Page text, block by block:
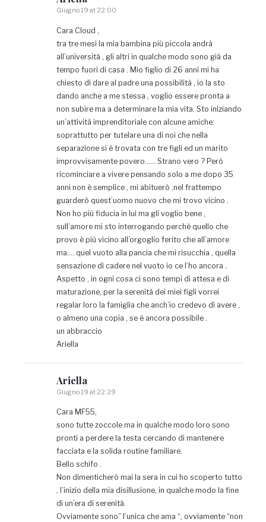
Giugno 19 at 22:00
Cara Cloud ,
tra tre mesi la mia bambina più piccola andrà
all’università , gli altri in qualche modo sono già da
tempo fuori di casa . Mio figlio di 26 anni mi ha
chiesto di dare al padre una possibilità , io la sto
dando anche a me stessa , voglio essere pronta a
non subire ma a determinare la mia vita. Sto iniziando
un’attività imprenditoriale con alcune amiche:
soprattutto per tutelare una di noi che nella
separazione si è trovata con tre figli ed un marito
improvvisamente povero…… Strano vero ? Però
ricominciare a vivere pensando solo a me dopo 35
anni non è semplice , mi abituerò ,nel frattempo
guarderò quest’uomo nuovo che mi trovo vicino .
Non ho più fiducia in lui ma gli voglio bene ,
sull’amore mi sto interrogando perchè quello che
provo è più vicino all’orgoglio ferito che all’amore
ma…. quel vuoto alla pancia che mi risucchia , quella
sensazione di cadere nel vuoto io ce l’ho ancora .
Aspetto , in ogni cosa ci sono tempi di attesa e di
maturazione, per la serenità dei miei figli vorrei
regalar loro la famiglia che anch’io credevo di avere ,
o almeno una copia , se è ancora possibile .
un abbraccio
Ariella
Ariella
Giugno 19 at 22:29
Cara MF55,
sono tutte zoccole ma in qualche modo loro sono
pronti a perdere la testa cercando di mantenere
facciata e la solida routine familiare.
Bello schifo .
Non dimenticherò mai la sera in cui ho scoperto tutto
, l’inizio della mia disillusione, in qualche modo la fine
di un’era di serenità.
Ovviamente sono” l’unica che ama “, ovviamente “non